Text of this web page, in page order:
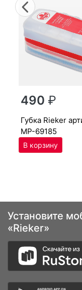
Previous
490₽
губ­ка Ri­eker
MP-69185
Установите
«Rieker»